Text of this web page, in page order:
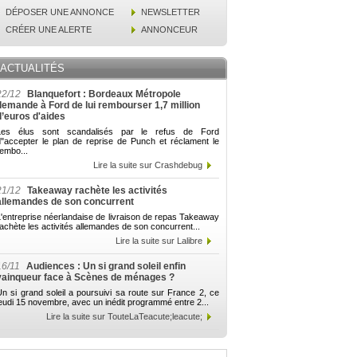
DÉPOSER UNE ANNONCE
NEWSLETTER
CRÉER UNE ALERTE
ANNONCEUR
ACTUALITÉS
12
Blanquefort : Bordeaux Métropole
à Ford de lui rembourser 1,7 million
d'aides
élus sont scandalisés par le refus de Ford
le plan de reprise de Punch et réclament le
Lire la suite sur Crashdebug
12 Takeaway rachète les activités
de son concurrent
néerlandaise de livraison de repas Takeaway
les activités allemandes de son concurrent...
Lire la suite sur Lalibre
11
Audiences : Un si grand soleil enfin
face à Scènes de ménages ?
si grand soleil a poursuivi sa route sur France 2, ce
15 novembre, avec un inédit programmé entre 2...
Lire la suite sur TouteLaTeacute;leacute;